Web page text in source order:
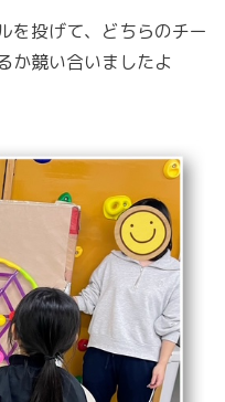
を投げて、どちらのチー
か競い合いましたよ